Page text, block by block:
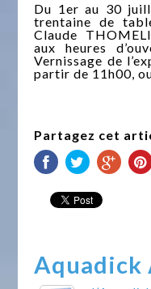
Du 1er au 30
trentaine de
Claude
aux heures
Vernissage de
partir de 11h00,
Partagez cet
Aquadick